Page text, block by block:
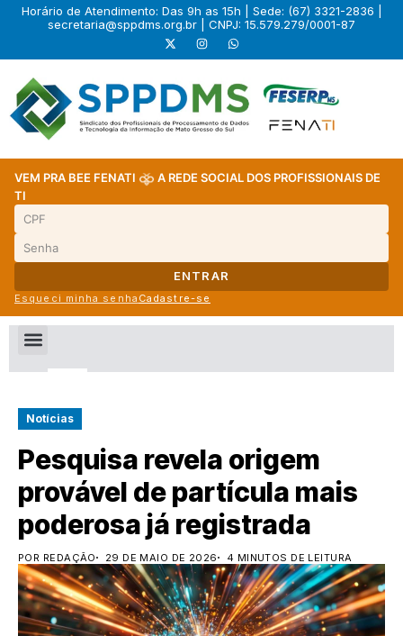
Horário de Atendimento: Das 9h as 15h | Sede: (67) 3321-2836 |
secretaria@sppdms.org.br | CNPJ: 15.579.279/0001-87
VEM PRA BEE FENATI
A REDE SOCIAL DOS PROFISSIONAIS DE
TI
ENTRAR
Esqueci minha senha Cadastre-se
Notícias
Pesquisa revela origem
provável de partícula mais
poderosa já registrada
POR REDAÇÃO 29 DE MAIO DE 2026 4 MINUTOS DE LEITURA